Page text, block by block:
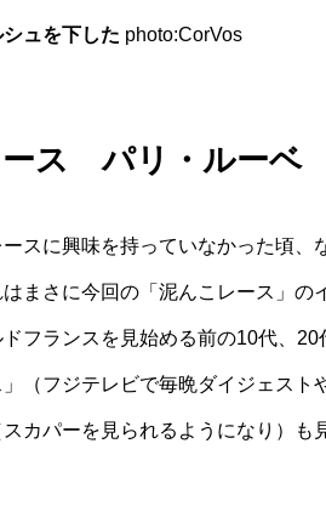
ュを下した photo:CorVos
ス パリ・ルーベ
ースに興味を持っていなかった頃
まさに今回の「泥んこレース」
フランスを見始める前の10代、
（フジテレビで毎晩ダイジェスト
カパーを見られるようになり）も